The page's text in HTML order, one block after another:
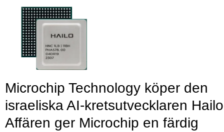
Microchip Technology köper den
israeliska AI-kretsutvecklaren
Affären ger Microchip en färdig